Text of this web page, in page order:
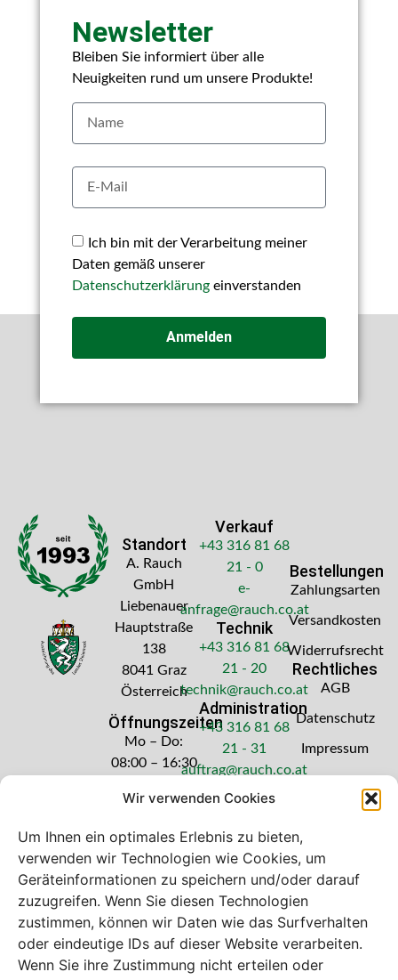
Wir verwenden Cookies
Um Ihnen ein optimales Erlebnis zu bieten,
verwenden wir Technologien wie Cookies, um
Geräteinformationen zu speichern und/oder darauf
zuzugreifen. Wenn Sie diesen Technologien
zustimmen, können wir Daten wie das Surfverhalten
oder eindeutige IDs auf dieser Website verarbeiten.
Wenn Sie ihre Zustimmung nicht erteilen oder
Newsletter
Bleiben Sie informiert über alle
Neuigkeiten rund um unsere Produkte!
Ich bin mit der Verarbeitung meiner
Daten gemäß unserer
Datenschutzerklärungeinverstanden
Anmelden
Standort
A. Rauch
GmbH
Liebenauer
Hauptstraße
138
8041 Graz
Österreich
Öffnungszeiten
Mo – Do:
08:00 – 16:30
Freitag: 08:00
Verkauf
+43 316 81 68
21 - 0
e-
anfrage@rauch.co.at
Technik
+43 316 81 68
21 - 20
technik@rauch.co.at
Administration
+43 316 81 68
21 - 31
auftrag@rauch.co.at
Bestellungen
Zahlungsarten
Versandkosten
Widerrufsrecht
Rechtliches
AGB
Datenschutz
Impressum
Bei diesem Webshop handelt es sich um
einen B2B-Webshop
A. Rauch GmbH – Ihr Experte aus Österreich für Waagen,